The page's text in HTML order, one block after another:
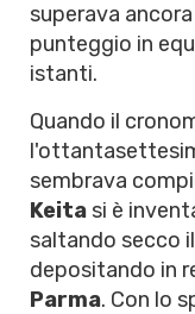
superava
punteggio in
istanti.
Quando il
sembrava
Keita si è
saltando secco
depositando in
Parma. Con lo